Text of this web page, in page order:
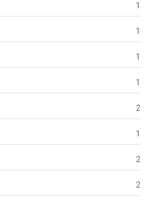
1
1
1
1
2
1
2
2